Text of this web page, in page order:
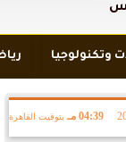
وتكنولوجيا
04:39 مـ بتوقيت القاهرة